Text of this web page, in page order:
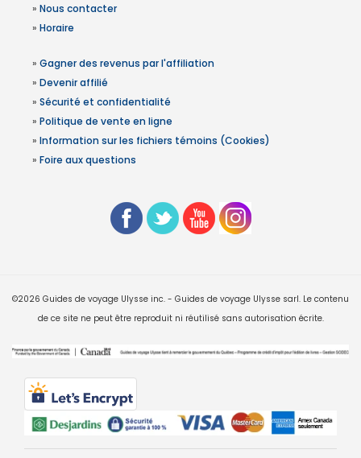
» Nous contacter
» Horaire
» Gagner des revenus par l'affiliation
» Devenir affilié
» Sécurité et confidentialité
» Politique de vente en ligne
» Information sur les fichiers témoins (Cookies)
» Foire aux questions
©2026 Guides de voyage Ulysse inc. - Guides de voyage Ulysse sarl. Le contenu
de ce site ne peut être reproduit ni réutilisé sans autorisation écrite.